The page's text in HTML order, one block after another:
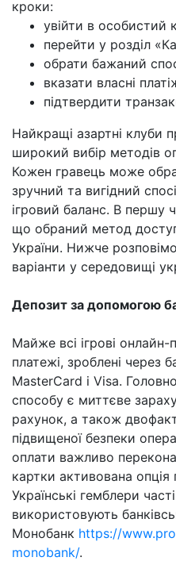
кроки:
увійти в особистий
перейти у розділ
обрати бажаний
вказати власні
підтвердити
Найкращі азартні клуби
широкий вибір методів
Кожен гравець може
зручний та вигідний
ігровий баланс. В першу
що обраний метод
України. Нижче
варіанти у середовищі
Депозит за допомогою
Майже всі ігрові
платежі, зроблені через
MasterCard і Visa.
способу є миттєве
рахунок, а також
підвищеної безпеки
оплати важливо
картки активована опція
Українські гемблери
використовують
Монобанк https://
monobank/.